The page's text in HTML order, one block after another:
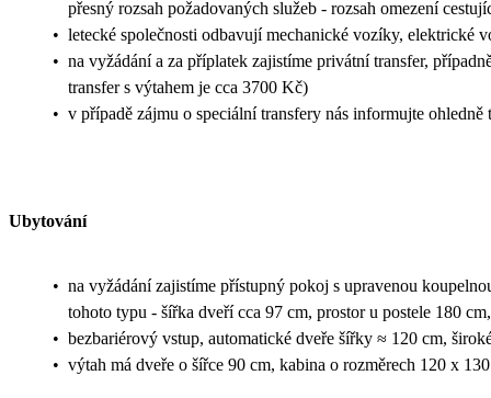
přesný rozsah požadovaných služeb - rozsah omezení
• letecké společnosti odbavují mechanické vozíky, elektrické
• na vyžádání a za příplatek zajistíme privátní transfer,
transfer s výtahem je cca 3700 Kč)
• v případě zájmu o speciální transfery nás informujte
Ubytování
• na vyžádání zajistíme přístupný pokoj s upravenou
tohoto typu - šířka dveří cca 97 cm, prostor u postele 180
• bezbariérový vstup, automatické dveře šířky ≈ 120 cm,
• výtah má dveře o šířce 90 cm, kabina o rozměrech 120 x